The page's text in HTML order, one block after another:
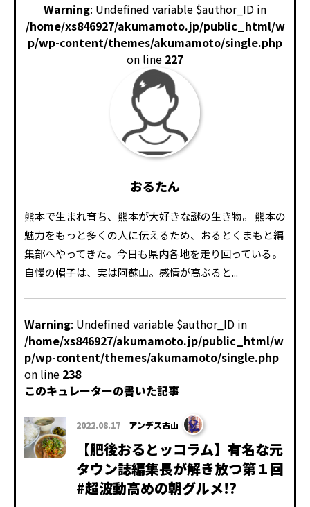
Warning: Undefined variable $author_ID in
/home/xs846927/akumamoto.jp/public_html/w
p/wp-content/themes/akumamoto/single.php
on line 227
おるたん
熊本で生まれ育ち、熊本が大好きな謎の生き物。 熊本の
魅力をもっと多くの人に伝えるため、おるとくまもと編
集部へやってきた。今日も県内各地を走り回っている。
自慢の帽子は、実は阿蘇山。感情が高ぶると...
Warning: Undefined variable $author_ID in
/home/xs846927/akumamoto.jp/public_html/w
p/wp-content/themes/akumamoto/single.php
on line 238
このキュレーターの書いた記事
2022.08.17 アンデス古山
【肥後おるとッコラム】有名な元
タウン誌編集長が解き放つ第１回
#超波動高めの朝グルメ!?